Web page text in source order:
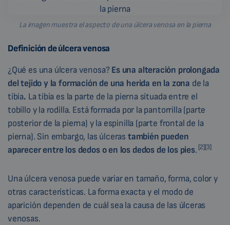
La imagen muestra el aspecto de una úlcera venosa en la pierna
Definición de úlcera venosa
¿Qué es una úlcera venosa?Es una alteración prolongada
del tejido y la formación de una herida en la zona de la
tibia. La tibia es la parte de la pierna situada entre el
tobillo y la rodilla. Está formada por la pantorrilla (parte
posterior de la pierna) y la espinilla (parte frontal de la
pierna). Sin embargo, las úlceras también pueden
aparecer entre los dedos o en los dedos de los pies. [2][3]
Una úlcera venosa puede variar en tamaño, forma, color y
otras características. La forma exacta y el modo de
aparición dependen de cuál sea la causa de las úlceras
venosas.